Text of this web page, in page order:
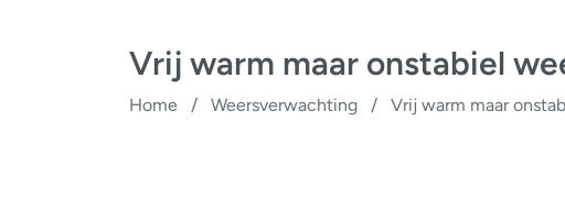
Vrij warm maar onstabiel
Home / Weersverwachting / Vrij warm maar